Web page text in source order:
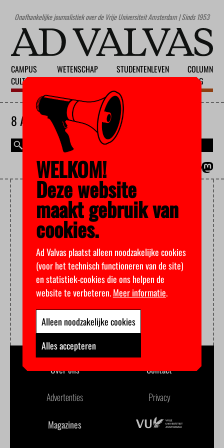
Onafhankelijke journalistiek over de Vrije Universiteit Amsterdam | Sinds 1953
CAMPUS
CULTUUR
WETENSCHAP
STUDENTENLEVEN
COLUMN
BLOG
8 AUGUSTUS 2026
VBU
Over ons Contact
Advertenties Privacy
Magazines
WELKOM!
Deze website
maakt gebruik van
cookies.
Ad Valvas plaatst alleen noodzakelijke cookies
(voor het technisch functioneren van de site)
en statistiek-cookies die ons helpen de
website te verbeteren.Meer informatie.
Alleen noodzakelijke cookies
Alles accepteren